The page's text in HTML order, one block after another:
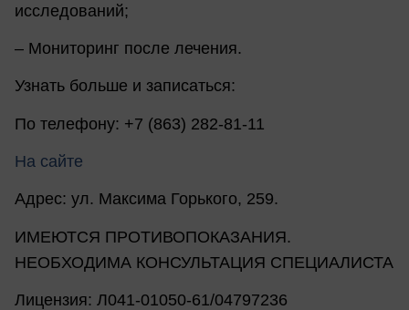
исследований;
– Мониторинг после лечения.
Узнать больше и записаться:
По телефону: +7 (863) 282-81-11
На сайте
Адрес: ул. Максима Горького, 259.
ИМЕЮТСЯ ПРОТИВОПОКАЗАНИЯ.
НЕОБХОДИМА КОНСУЛЬТАЦИЯ СПЕЦИАЛИСТА
Лицензия: Л041-01050-61/04797236